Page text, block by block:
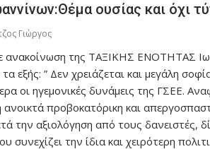
ουσίας και όχι
Γιώργος
ανακοίνωση της ΤΑΞΙΚΗΣ ΕΝΟΤΗΤΑΣ
εξής: ” Δεν χρειάζεται και μεγάλη
οι ηγεμονικές δυνάμεις της ΓΣΕΕ.
ανοικτά προβοκατόρικη και
την αξιολόγηση από τους δανειστές,
συνεχίζει την ίδια και χειρότερη